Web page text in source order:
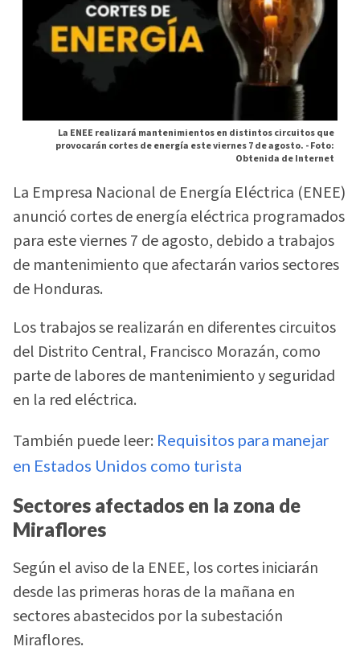
La ENEE realizará mantenimientos en distintos circuitos que
provocarán cortes de energía este viernes 7 de agosto. -Foto:
Obtenida de Internet
La Empresa Nacional de Energía Eléctrica (ENEE)
anunció cortes de energía eléctrica programados
para este viernes 7 de agosto, debido a trabajos
de mantenimiento que afectarán varios sectores
de Honduras.
Los trabajos se realizarán en diferentes circuitos
del Distrito Central, Francisco Morazán, como
parte de labores de mantenimiento y seguridad
en la red eléctrica.
También puede leer: Requisitos para manejar
en Estados Unidos como turista
Sectores afectados en la zona de
Miraflores
Según el aviso de la ENEE, los cortes iniciarán
desde las primeras horas de la mañana en
sectores abastecidos por la subestación
Miraflores.